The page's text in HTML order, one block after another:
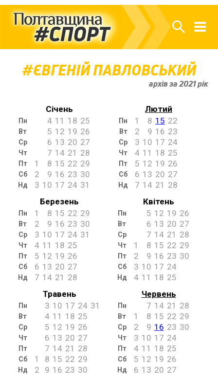
ЄВГЕНІЙ ПАВЛОВСЬКИЙ
архів за 2021 рік
Січень
Пн 4 11 18 25
Вт 5 12 19 26
Ср 6 13 20 27
Чт 7 14 21 28
Пт 1 8 15 22 29
Сб 2 9 16 23 30
Нд 3 10 17 24 31
Лютий
Пн 1 8 15 22
Вт 2 9 16 23
Ср 3 10 17 24
Чт 4 11 18 25
Пт 5 12 19 26
Сб 6 13 20 27
Нд 7 14 21 28
Березень
Пн 1 8 15 22 29
Вт 2 9 16 23 30
Ср 3 10 17 24 31
Чт 4 11 18 25
Пт 5 12 19 26
Сб 6 13 20 27
Нд 7 14 21 28
Квітень
Пн 5 12 19 26
Вт 6 13 20 27
Ср 7 14 21 28
Чт 1 8 15 22 29
Пт 2 9 16 23 30
Сб 3 10 17 24
Нд 4 11 18 25
Травень
Пн 3 10 17 24 31
Вт 4 11 18 25
Ср 5 12 19 26
Чт 6 13 20 27
Пт 7 14 21 28
Сб 1 8 15 22 29
Нд 2 9 16 23 30
Червень
Пн 7 14 21 28
Вт 1 8 15 22 29
Ср 2 9 16 23 30
Чт 3 10 17 24
Пт 4 11 18 25
Сб 5 12 19 26
Нд 6 13 20 27